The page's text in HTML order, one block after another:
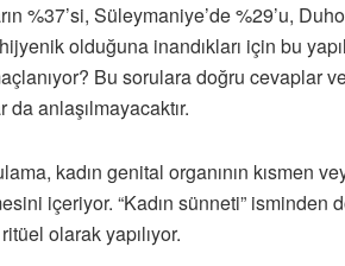
%37’si, Süleymaniye’de %29’u,
olduğuna inandıkları için bu
Bu sorulara doğru cevaplar
anlaşılmayacaktır.
kadın genital organının kısmen
içeriyor. “Kadın sünneti”
olarak yapılıyor.